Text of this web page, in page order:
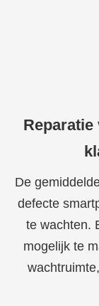
De
defecte
te wachten.
mogelijk te